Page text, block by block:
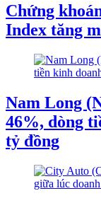
Chứng
Index tăng
Nam Long
46%, dòng
tỷ đồng